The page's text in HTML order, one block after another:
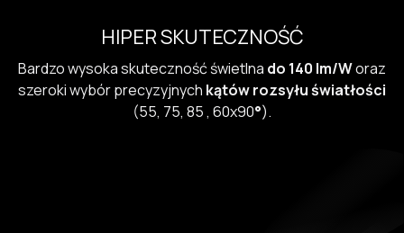
HIPER SKUTECZNOŚĆ
Bardzo wysoka skuteczność świetlna do 140 lm/Woraz
szeroki wybór precyzyjnych kątów rozsyłu światłości
(55, 75, 85 , 60x90°).